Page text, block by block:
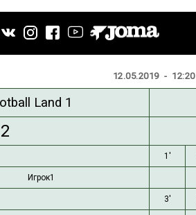
12.05.2019 - 12:20
Land 1
2
1'
Игрок1
3'